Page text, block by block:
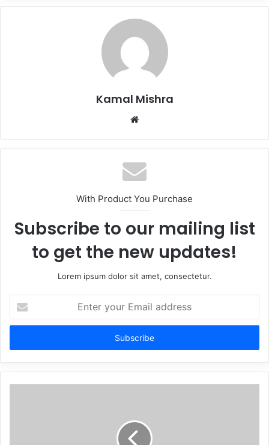
Kamal Mishra
Website
With Product You Purchase
Subscribe to our mailing list
to get the new updates!
Lorem ipsum dolor sit amet, consectetur.
your
Email